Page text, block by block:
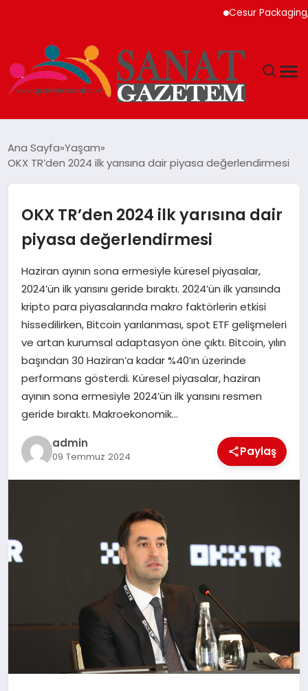
Cesur Packaging,
SIYASET
SPOR
YAŞAM
EKONOMI
SAĞLIK
DÜNYA
EĞITIM
Ana Sayfa Yaşam
OKX TR’den 2024 ilk yarısına dair piyasa değerlendirmesi
OKX TR’den 2024 ilk yarısına dair
piyasa değerlendirmesi
Haziran ayının sona ermesiyle küresel piyasalar,
2024’ün ilk yarısını geride bıraktı. 2024’ün ilk yarısında
kripto para piyasalarında makro faktörlerin etkisi
hissedilirken, Bitcoin yarılanması, spot ETF gelişmeleri
ve artan kurumsal adaptasyon öne çıktı. Bitcoin, yılın
başından 30 Haziran’a kadar %40’ın üzerinde
performans gösterdi. Küresel piyasalar, haziran
ayının sona ermesiyle 2024’ün ilk yarısını resmen
geride bıraktı. Makroekonomik…
admin
09 Temmuz 2024 Paylaş